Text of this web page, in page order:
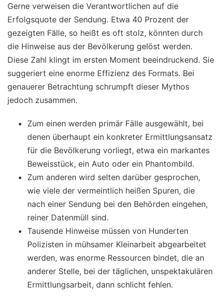
Gerne verweisen die Verantwortlichen auf die
Erfolgsquote der Sendung. Etwa 40 Prozent der
gezeigten Fälle, so heißt es oft stolz, könnten durch
die Hinweise aus der Bevölkerung gelöst werden.
Diese Zahl klingt im ersten Moment beeindruckend. Sie
suggeriert eine enorme Effizienz des Formats. Bei
genauerer Betrachtung schrumpft dieser Mythos
jedoch zusammen.
Zum einen werden primär Fälle ausgewählt, bei
denen überhaupt ein konkreter Ermittlungsansatz
für die Bevölkerung vorliegt, etwa ein markantes
Beweisstück, ein Auto oder ein Phantombild.
Zum anderen wird selten darüber gesprochen,
wie viele der vermeintlich heißen Spuren, die
nach einer Sendung bei den Behörden eingehen,
reiner Datenmüll sind.
Tausende Hinweise müssen von Hunderten
Polizisten in mühsamer Kleinarbeit abgearbeitet
werden, was enorme Ressourcen bindet, die an
anderer Stelle, bei der täglichen, unspektakulären
Ermittlungsarbeit, dann schlicht fehlen.